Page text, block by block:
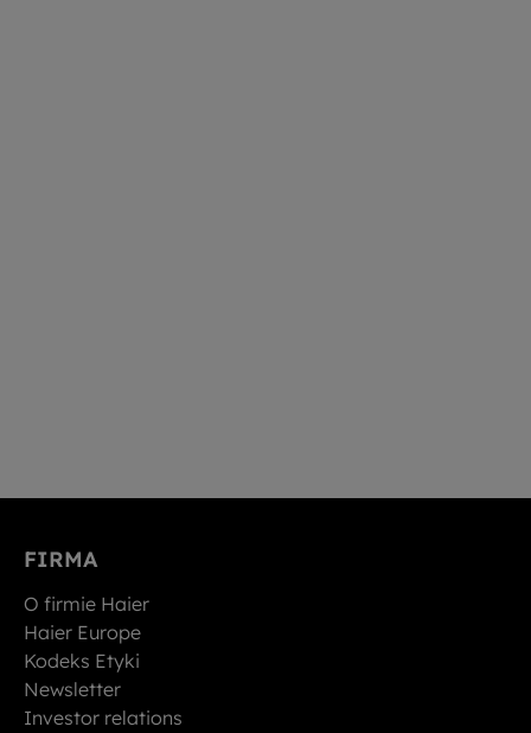
FIRMA
O firmie Haier
Haier Europe
Kodeks Etyki
Newsletter
Investor relations